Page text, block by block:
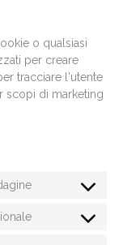
o qualsiasi
per creare
tracciare l'utente
scopi di marketing